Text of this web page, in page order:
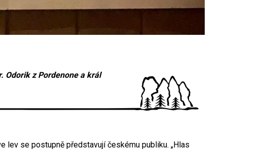
Odorik z Pordenone a král
lev se postupně představují českému publiku. „Hlas